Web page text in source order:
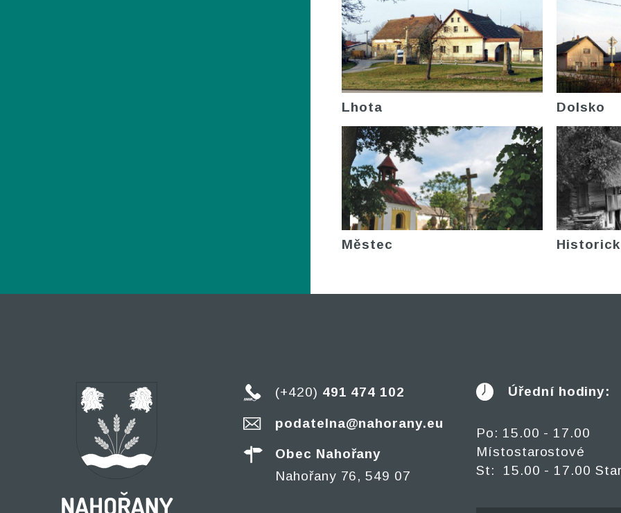
Lhota Dolsko
Městec
(+420) 491 474 102
podatelna@nahorany.eu
Obec Nahořany
Nahořany 76, 549 07
Úřední hodiny:
Po: 15.00 - 17.00
Místostarostové
St: 15.00 - 17.00